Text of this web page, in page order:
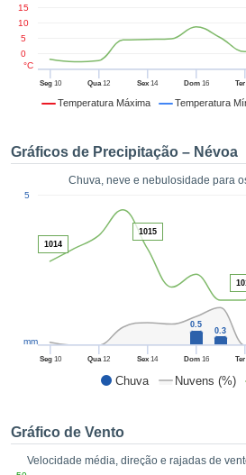
digital
ou
permite-
a nossa
fornecer-
todos os
ou
no
como
um perfil
CONFIGURAÇÕES
Temperatura Máxima Temperatura
Seg10 Qua12 Sex 14 Dom16 Ter
0
5
10
15
°C
Gráficos de Precipitação – Névoa
Chuva, neve e nebulosidade para
Chuva Nuvens (%)
Seg10 Qua12 Sex 14 Dom16 Ter
5
mm
0.5
0.3
1014
1015
Gráfico de Vento
Velocidade média, direção e rajadas de